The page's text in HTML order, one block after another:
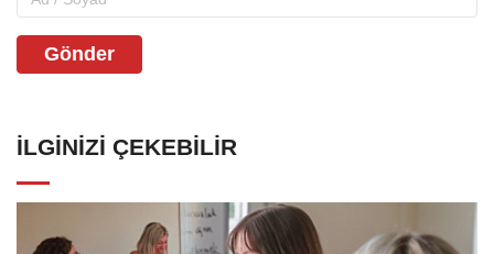
Gönder
İLGINIZI ÇEKEBILIR